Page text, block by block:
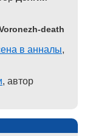
death
в анналы,
, автор